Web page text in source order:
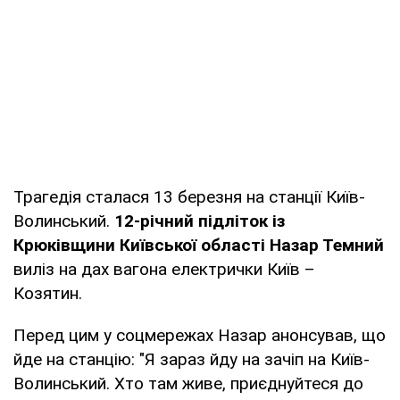
Трагедія сталася 13 березня на станції Київ-
Волинський. 12-річний підліток із
Крюківщини Київської області Назар Темний
виліз на дах вагона електрички Київ –
Козятин.
Перед цим у соцмережах Назар анонсував, що
йде на станцію: "Я зараз йду на зачіп на Київ-
Волинський. Хто там живе, приєднуйтеся до